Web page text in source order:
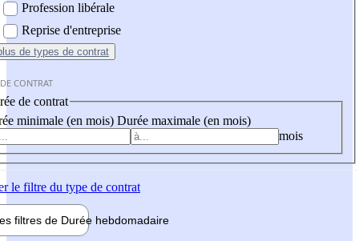
Profession libérale
Reprise d'entreprise
de types de contrat
CONTRAT
de contrat
minimale (en mois) Durée maximale (en mois)
mois
le filtre du type de contrat
filtres de Durée hebdomadaire